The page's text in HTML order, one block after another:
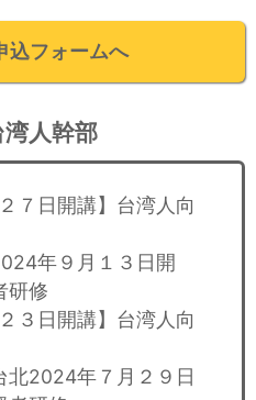
込フォームへ
人幹部
７日開講】台湾人向
年９月１３日開
研修
３日開講】台湾人向
北2024年７月２９日